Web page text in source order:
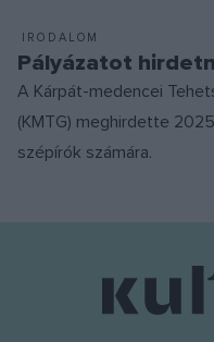
IRODALOM
Pályázatot
A Kárpát-medencei
(KMTG) meghirdette
szépírók számára.